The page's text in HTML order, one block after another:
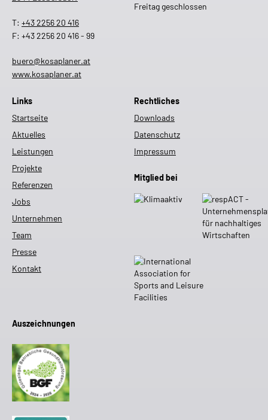
T: +43 2256 20 416
F: +43 2256 20 416 - 99
buero@kosaplaner.at
www.kosaplaner.at
Freitag geschlossen
Links
Startseite
Aktuelles
Leistungen
Projekte
Referenzen
Jobs
Unternehmen
Team
Presse
Kontakt
Rechtliches
Downloads
Datenschutz
Impressum
Mitglied bei
Auszeichnungen